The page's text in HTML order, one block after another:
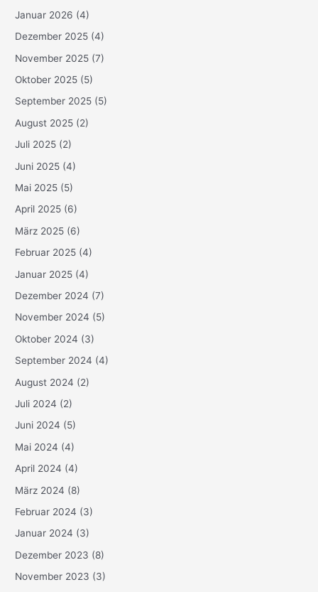
Januar 2026 (4)
Dezember 2025 (4)
November 2025 (7)
Oktober 2025 (5)
September 2025 (5)
August 2025 (2)
Juli 2025 (2)
Juni 2025 (4)
Mai 2025 (5)
April 2025 (6)
März 2025 (6)
Februar 2025 (4)
Januar 2025 (4)
Dezember 2024 (7)
November 2024 (5)
Oktober 2024 (3)
September 2024 (4)
August 2024 (2)
Juli 2024 (2)
Juni 2024 (5)
Mai 2024 (4)
April 2024 (4)
März 2024 (8)
Februar 2024 (3)
Januar 2024 (3)
Dezember 2023 (8)
November 2023 (3)